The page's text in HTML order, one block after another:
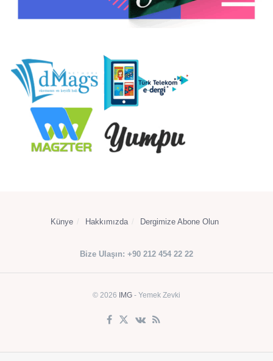
Künye Hakkımızda Dergimize Abone Olun
Bize Ulaşın: +90 212 454 22 22
© 2026 IMG - Yemek Zevki